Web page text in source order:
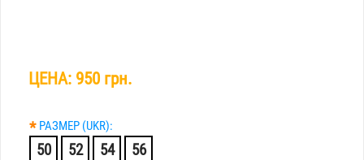
ЦЕНА: 950 грн.
* РАЗМЕР (UKR):
50 52 54 56